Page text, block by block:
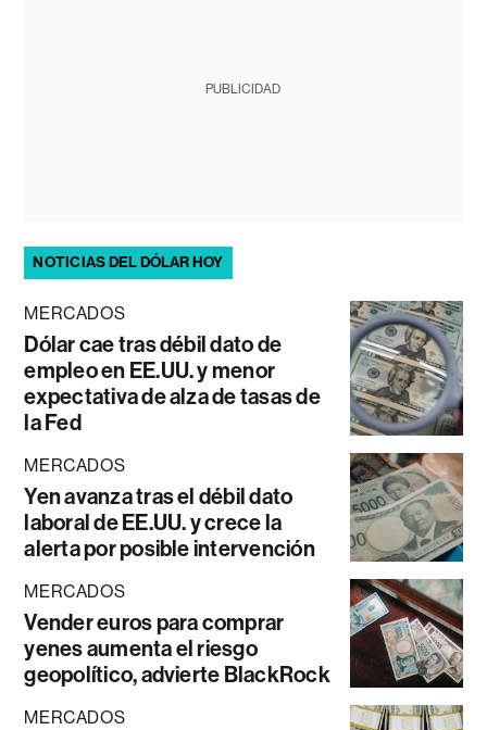
PUBLICIDAD
NOTICIAS DEL DÓLAR HOY
MERCADOS
Dólar cae tras débil dato de
empleo en EE.UU. y menor
expectativa de alza de tasas de
la Fed
MERCADOS
Yen avanza tras el débil dato
laboral de EE.UU. y crece la
alerta por posible intervención
MERCADOS
Vender euros para comprar
yenes aumenta el riesgo
geopolítico, advierte BlackRock
MERCADOS